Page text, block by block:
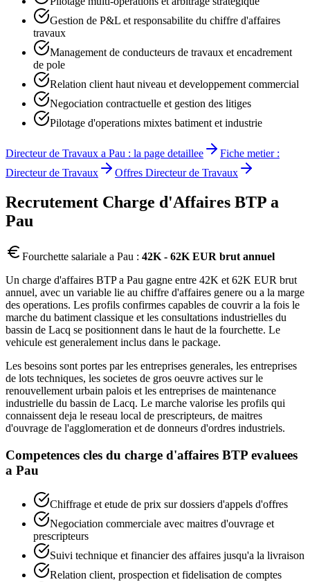
Gestion de P&L et responsabilite du chiffre d'affaires
travaux
Management de conducteurs de travaux et encadrement
de pole
Relation client haut niveau et developpement commercial
Negociation contractuelle et gestion des litiges
Pilotage d'operations mixtes batiment et industrie
Directeur de Travaux a Pau : la page detaillee
Fiche metier :
Directeur de Travaux
Offres Directeur de Travaux
Recrutement Charge d'Affaires BTP a
Pau
Fourchette salariale a Pau : 42K - 62K EUR brut annuel
Un charge d'affaires BTP a Pau gagne entre 42K et 62K EUR brut
annuel, avec un variable lie au chiffre d'affaires genere ou a la marge
des operations. Les profils confirmes capables de couvrir a la fois le
marche du batiment classique et les consultations industrielles du
bassin de Lacq se positionnent dans le haut de la fourchette. Le
vehicule est generalement inclus dans le package.
Les besoins sont portes par les entreprises generales, les entreprises
de lots techniques, les societes de gros oeuvre actives sur le
renouvellement urbain palois et les entreprises de maintenance
industrielle du bassin de Lacq. Le marche valorise les profils qui
connaissent deja le reseau local de prescripteurs, de maitres
d'ouvrage de l'agglomeration et de donneurs d'ordres industriels.
Competences cles du charge d'affaires BTP evaluees
a Pau
Chiffrage et etude de prix sur dossiers d'appels d'offres
Negociation commerciale avec maitres d'ouvrage et
prescripteurs
Suivi technique et financier des affaires jusqu'a la livraison
Relation client, prospection et fidelisation de comptes